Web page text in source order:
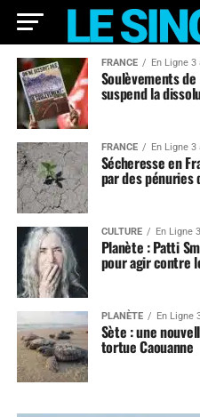
FRANCE En Ligne 3
Soulèvements de
suspend la
FRANCE En Ligne 3
Sécheresse en
par des pénuries
CULTURE En Ligne
Planète : Patti
pour agir contre
PLANÈTE En Ligne
Sète : une
tortue Caouanne